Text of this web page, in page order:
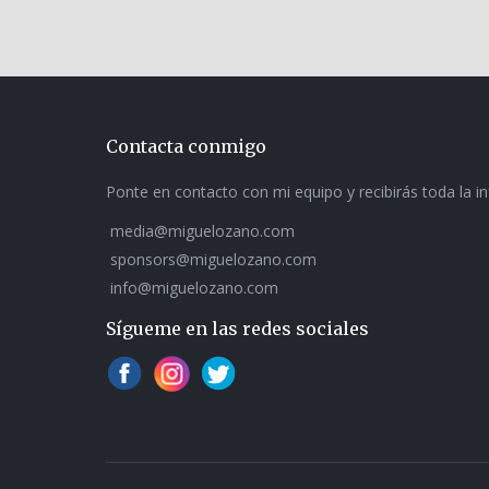
Contacta conmigo
Ponte en contacto con mi equipo y recibirás toda la
media@miguelozano.com
sponsors@miguelozano.com
info@miguelozano.com
Sígueme en las redes sociales